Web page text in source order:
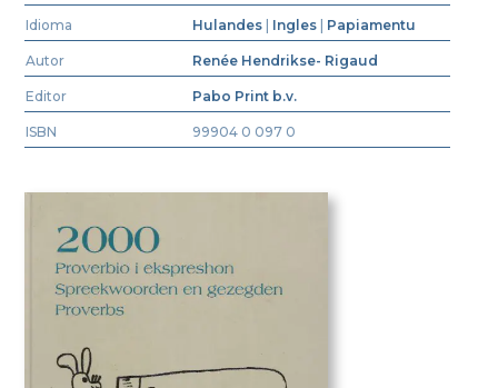
Idioma Hulandes Ingles Papiamentu
Autor Renée Hendrikse- Rigaud
Editor Pabo Print b.v.
ISBN 99904 0 097 0